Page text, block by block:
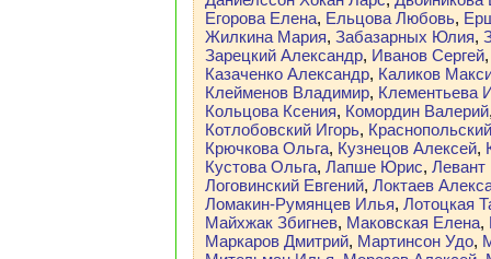
Егорова Елена, Ельцова Любовь,
Жилкина Мария, Забазарных Юлия,
Зарецкий Александр, Иванов Сергей
Казаченко Александр, Каликов
Клейменов Владимир, Клементьева
Кольцова Ксения, Комордин Валерий
Котлобовский Игорь,
Крючкова Ольга, Кузнецов Алексей,
Кустова Ольга, Лапше Юрис, Левант
Логовинский Евгений, Локтаев
Ломакин-Румянцев Илья, Лотоцкая
Майхжак Збигнев, Маковская Елена,
Маркаров Дмитрий, Мартинсон Удо,